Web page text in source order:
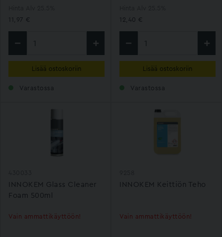
Varastossa
11,97 €
Lisää ostoskoriin
Varastossa
12,40 €
Lisää ostoskoriin
INNOKEM Glass Cleaner
Foam 500ml
Vain ammattikäyttöön!
INNOKEM Keittiön Teho
Vain ammattikäyttöön!